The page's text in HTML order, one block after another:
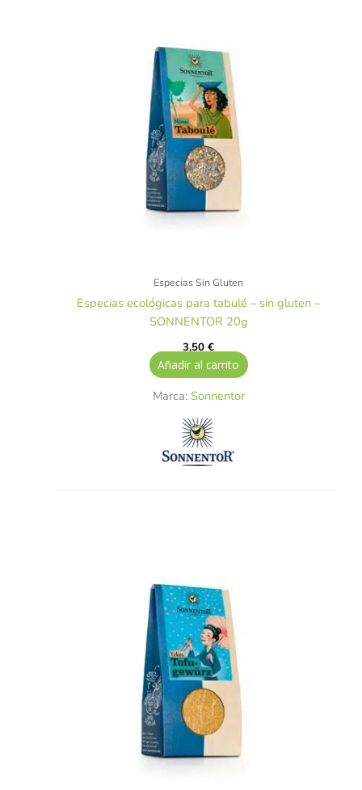
Especias Sin Gluten
Especias ecológicas para tabulé – sin gluten –
SONNENTOR 20g
3,50€
Añadir al carrito
Marca: Sonnentor